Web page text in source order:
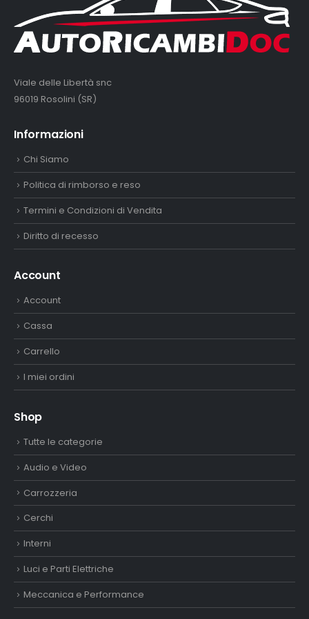
Viale delle Libertà snc
96019 Rosolini (SR)
Informazioni
Chi Siamo
Politica di rimborso e reso
Termini e Condizioni di Vendita
Diritto di recesso
Account
Account
Cassa
Carrello
I miei ordini
Shop
Tutte le categorie
Audio e Video
Carrozzeria
Cerchi
Interni
Luci e Parti Elettriche
Meccanica e Performance